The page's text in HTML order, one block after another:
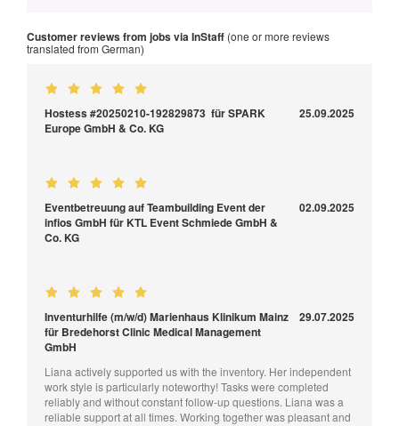
Customer reviews from jobs via InStaff (one or more reviews
translated from German)
Hostess #20250210-192829873 für SPARK
Europe GmbH & Co. KG
25.09.2025
Eventbetreuung auf Teambuilding Event der
infios GmbH für KTL Event Schmiede GmbH &
Co. KG
02.09.2025
Inventurhilfe (m/w/d) Marienhaus Klinikum Mainz
für Bredehorst Clinic Medical Management
GmbH
29.07.2025
Liana actively supported us with the inventory. Her independent
work style is particularly noteworthy! Tasks were completed
reliably and without constant follow-up questions. Liana was a
reliable support at all times. Working together was pleasant and